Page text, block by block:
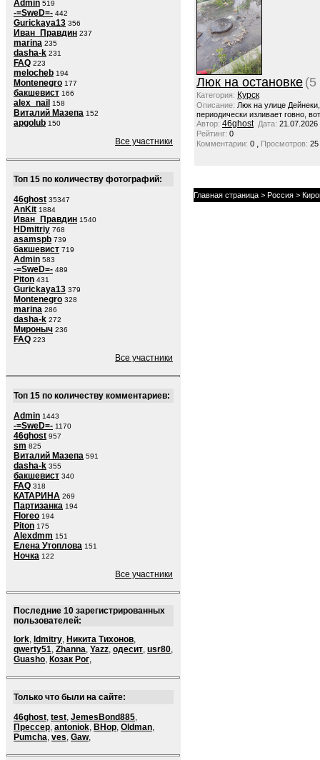
Admin 519
-=SweD=- 442
Gurickaya13 356
Иван_Правдин 237
marina 235
dasha-k 231
FAQ 223
melocheb 194
Montenegro 177
бакшевист 166
alex_nail 158
Виталий Мазепа 152
apgolub 150
Все участники
Топ 15 по количеству фотографий:
46ghost 35347
AnKit 1884
Иван_Правдин 1540
HDmitriy 768
asamspb 739
бакшевист 719
Admin 583
-=SweD=- 489
Piton 431
Gurickaya13 379
Montenegro 328
marina 286
dasha-k 272
Мироныч 236
FAQ 223
Все участники
Топ 15 по количеству комментариев:
Admin 1443
-=SweD=- 1170
46ghost 957
sm 825
Виталий Мазепа 591
dasha-k 355
бакшевист 340
FAQ 318
КАТАРИНА 269
Партизанка 194
Floreo 194
Piton 175
Alexdmm 151
Елена Утоплова 151
Ночка 122
Все участники
Последние 10 зарегистрированных
пользователей:
lork, ldmitry, Никита Тихонов,
qwerty51, Zhanna, Yazz, одесит, usr80,
Guasho, Козак Рог,
Только что были на сайте:
46ghost, test, JemesBond885,
Прессер, antoniok, BHop, Oldman,
Pumcha, ves, Gaw,
Люк на остановке (5
Категория: Курск
Описание: Люк на улице
периодически изливает говно,
Автор: 46ghost Дата: 21.07.2026
Рейтинг: 0
Комментарии: 0 , Просмотров: 25
Главная страница > Россия >